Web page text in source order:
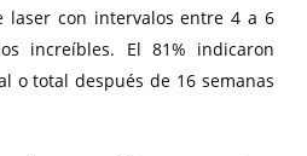
laser con intervalos entre 4 a 6
increíbles. El 81% indicaron
o total después de 16 semanas